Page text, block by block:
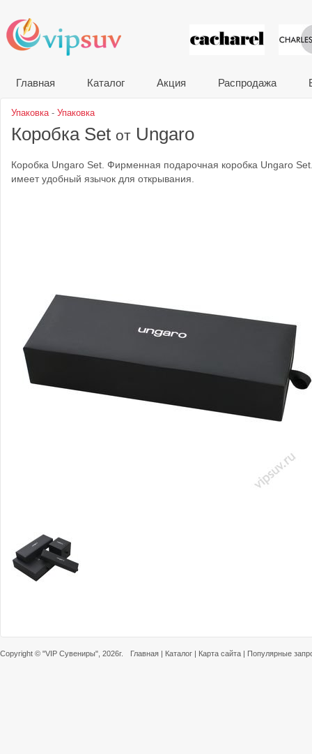
VIP
Главная Каталог Акция Распродажа
Упаковка- Упаковка
Коробка Set от Ungaro
Коробка Ungaro Set. Фирменная подарочная коробка Ungaro
имеет удобный язычок для открывания.
Copyright © "VIP Сувениры" , 2026г. Главная | Каталог | Карта сайта | Популярные